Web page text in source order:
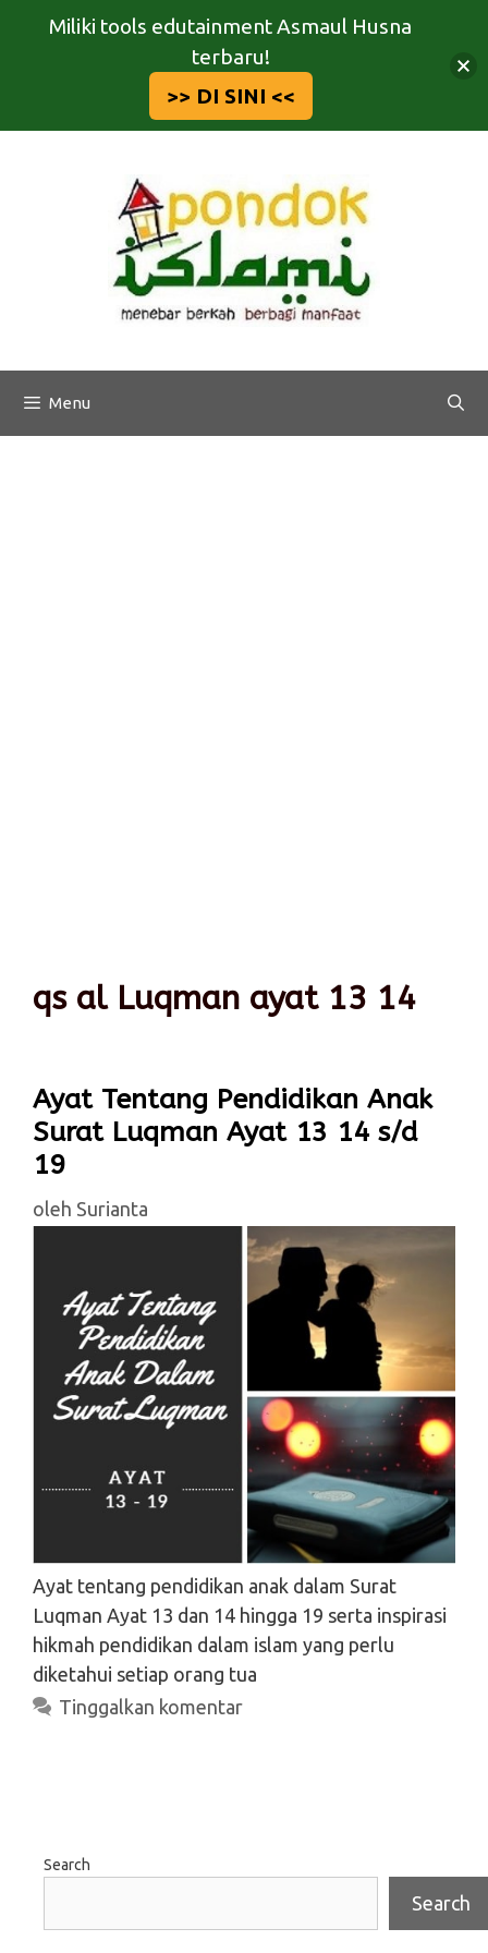
Menu
qs al Luqman ayat 13 14
Ayat Tentang Pendidikan Anak
Surat Luqman Ayat 13 14 s/d
19
oleh Surianta
Ayat tentang pendidikan anak dalam Surat
Luqman Ayat 13 dan 14 hingga 19 serta inspirasi
hikmah pendidikan dalam islam yang perlu
diketahui setiap orang tua
Tinggalkan komentar
Search
Search
Miliki tools edutainment Asmaul Husna
terbaru!
>> DI SINI <<